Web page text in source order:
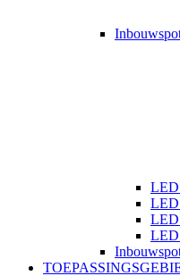
LED
LED
LED
LED